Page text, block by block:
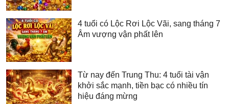
4 tuổi có Lộc Rơi Lộc Vãi, sang tháng 7
Âm vượng vận phất lên
Từ nay đến Trung Thu: 4 tuổi tài vận
khởi sắc mạnh, tiền bạc có nhiều tín
hiệu đáng mừng